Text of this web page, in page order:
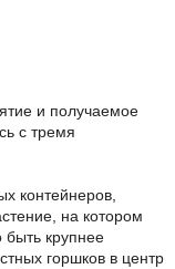
и получаемое
с тремя
контейнеров,
на котором
быть крупнее
горшков в центр